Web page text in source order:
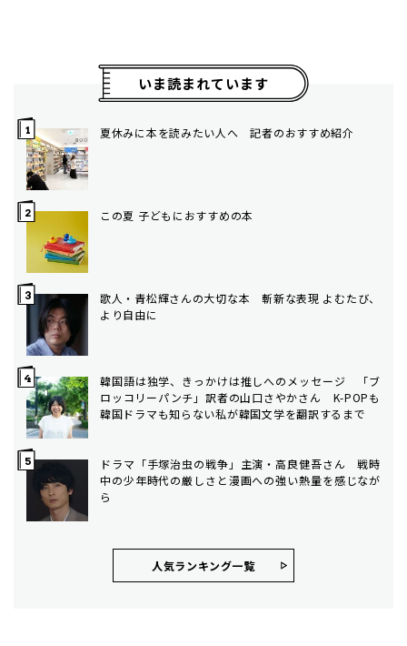
いま読まれています
夏休みに本を読みたい人へ 記者のおすすめ紹介
この夏 子どもにおすすめの本
歌人・青松輝さんの大切な本 斬新な表現 よむたび、
より自由に
韓国語は独学、きっかけは推しへのメッセージ 「ブ
ロッコリーパンチ」訳者の山口さやかさん K-POPも
韓国ドラマも知らない私が韓国文学を翻訳するまで
ドラマ「手塚治虫の戦争」主演・高良健吾さん 戦時
中の少年時代の厳しさと漫画への強い熱量を感じなが
ら
人気ランキング⼀覧